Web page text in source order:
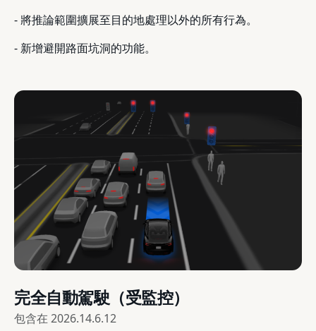
- 將推論範圍擴展至目的地處理以外的所有行為。
- 新增避開路面坑洞的功能。
完全自動駕駛（受監控）
包含在 2026.14.6.12